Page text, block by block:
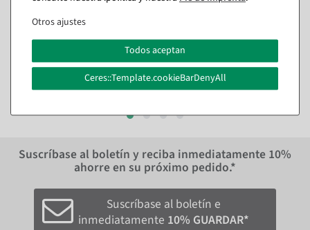
naranja
Disponible de inmediato
9,46 €
7,95 EUR más IVA
Disponible de inmediato
18,98 €
15,95 EUR más IVA
Suscríbase al boletín y reciba inmediatamente 10%
ahorre en su próximo pedido.*
Suscríbase al boletín e
inmediatamente 10% GUARDAR*
Otros ajustes
Todos aceptan
Ceres::Template.cookieBarDenyAll